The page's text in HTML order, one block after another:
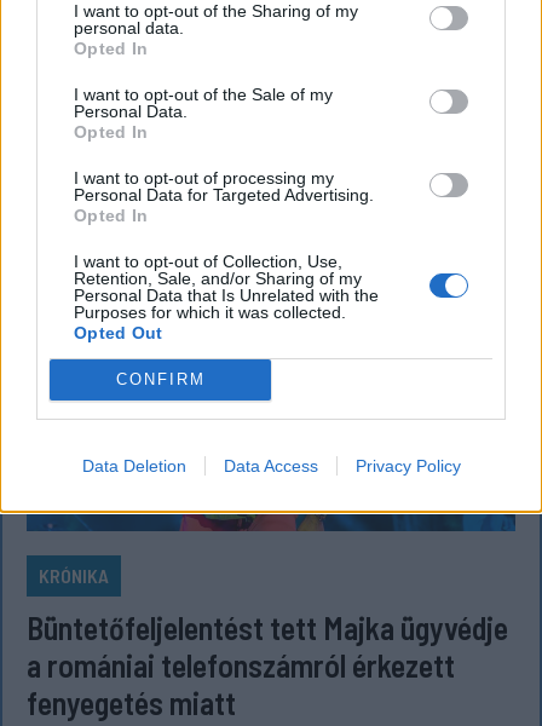
I want to opt-out of the Sharing of my
personal data.
Opted In
I want to opt-out of the Sale of my
Personal Data.
Opted In
I want to opt-out of processing my
Personal Data for Targeted Advertising.
Opted In
I want to opt-out of Collection, Use,
Retention, Sale, and/or Sharing of my
Personal Data that Is Unrelated with the
Purposes for which it was collected.
Opted Out
CONFIRM
Data Deletion Data Access Privacy Policy
munkagépek rongálódtak meg, és ideiglenes védelmi
rendeleteket is kibocsátottak azután, hogy szombat
délután súlyos konfliktus alakult ki Csatószegen egy
elsőbbségadási vita nyomán.
KRÓNIKA
Büntetőfeljelentést tett Majka ügyvédje
a romániai telefonszámról érkezett
fenyegetés miatt